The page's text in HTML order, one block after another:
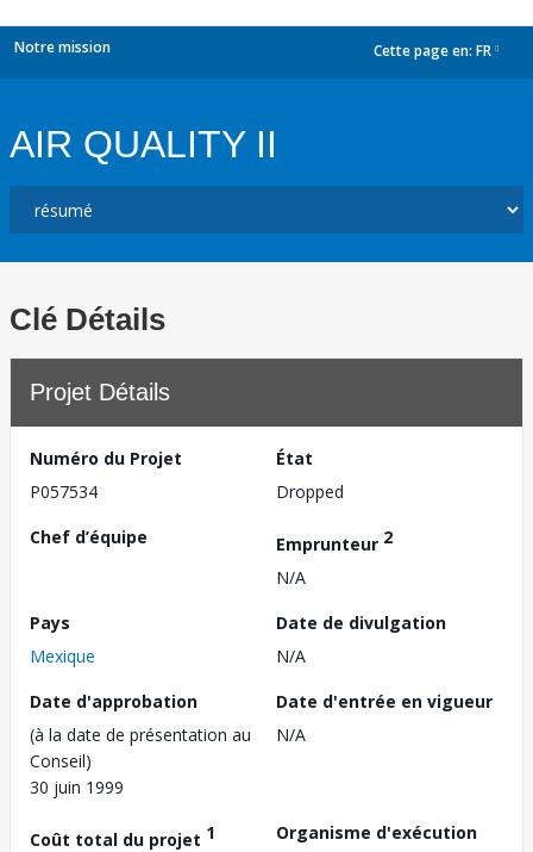
Notre mission Cette page en: FR
AIR QUALITY II
Clé Détails
Projet Détails
Numéro du Projet
P057534
État
Dropped
Chef d’équipe
Emprunteur 2
N/A
Pays
Mexique
Date de divulgation
N/A
Date d'approbation
(à la date de présentation au
Conseil)
30 juin 1999
Date d'entrée en vigueur
N/A
Coût total du projet 1
Organisme d'exécution